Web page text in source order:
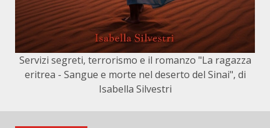
Servizi segreti, terrorismo e il romanzo "La ragazza
eritrea - Sangue e morte nel deserto del Sinai", di
Isabella Silvestri